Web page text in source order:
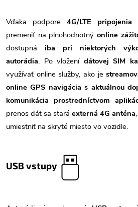
Vďaka podpore4G/LTE pripojenia
premeniť na plnohodnotný online
dostupná iba pri niektorých
autorádia. Po vložení dátovej SIM
využívať online služby, ako je
online GPS navigácia s aktuálnou
komunikácia prostredníctvom
prenos dát sa stará externá 4G anténa
umiestniť na skryté miesto vo vozidle.
USB vstupy